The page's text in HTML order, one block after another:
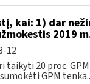
kai: 1) dar
2019
12
taikyti 20 proc.
sumokėti GPM